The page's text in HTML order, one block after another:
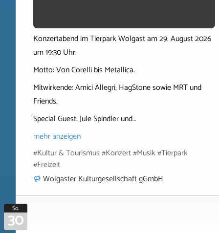
Konzertabend im Tierpark Wolgast am 29. August 2026
um 19:30 Uhr.
Motto: Von Corelli bis Metallica.
Mitwirkende: Amici Allegri, HagStone sowie MRT und
Friends.
Special Guest: Jule Spindler und…
mehr anzeigen
#Kultur & Tourismus #Konzert #Musik #Tierpark
#Freizeit
Wolgaster Kulturgesellschaft gGmbH
So.
30